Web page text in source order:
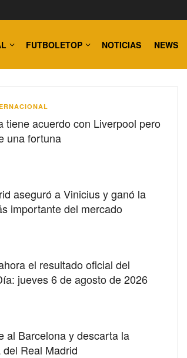
FUTBOLETOP NOTICIAS NEWS
tiene acuerdo con Liverpool pero
una fortuna
aseguró a Vinicius y ganó la
importante del mercado
el resultado oficial del
jueves 6 de agosto de 2026
al Barcelona y descarta la
Real Madrid